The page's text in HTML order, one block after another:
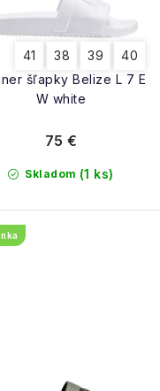
šľapky Belize L 7 E
W white
41 38 39 40
Skladom (1 ks)
75 €